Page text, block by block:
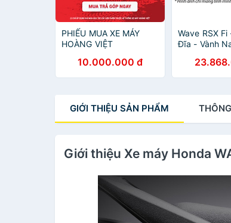
PHIẾU MUA XE MÁY
HOÀNG VIỆT
10.000.000 đ
Wave RSX Fi
Đĩa - Vành
GIỚI THIỆU SẢN PHẨM
Giới thiệu Xe máy Honda